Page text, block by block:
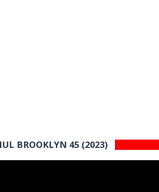
BROOKLYN 45 (2023)